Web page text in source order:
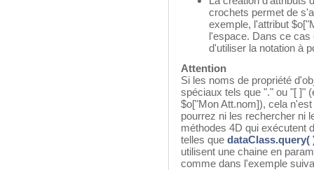
crochets permet de
exemple, l'attribut
l'espace. Dans ce cas
d'utiliser la notation à
Attention
Si les noms de propriété
spéciaux tels que "." ou "[ ]"
$o["Mon Att.nom]), cela
pourrez ni les rechercher ni
méthodes 4D qui exécutent
telles que dataClass.query(
utilisent une chaine en
comme dans l'exemple